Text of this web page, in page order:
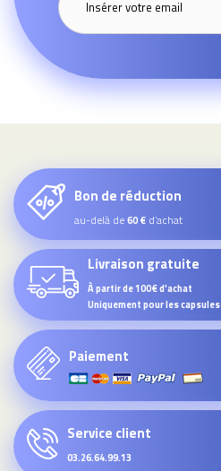
Bon de réduction
au-delà de60 € d’achat
Livraison gratuite
À partir de 100€ d'achat
Uniquement pour les capsules
Paiement
Service client
03.26.64.99.13